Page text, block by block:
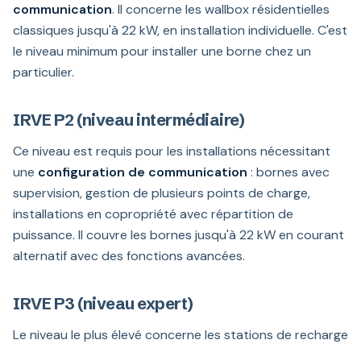
communication. Il concerne les wallbox résidentielles
classiques jusqu'à 22 kW, en installation individuelle. C'est
le niveau minimum pour installer une borne chez un
particulier.
IRVE P2 (niveau intermédiaire)
Ce niveau est requis pour les installations nécessitant
une configuration de communication : bornes avec
supervision, gestion de plusieurs points de charge,
installations en copropriété avec répartition de
puissance. Il couvre les bornes jusqu'à 22 kW en courant
alternatif avec des fonctions avancées.
IRVE P3 (niveau expert)
Le niveau le plus élevé concerne les stations de recharge